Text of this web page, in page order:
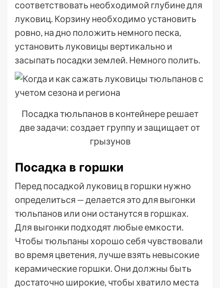
соответствовать необходимой глубине для
луковиц. Корзину необходимо установить
ровно, на дно положить немного песка,
установить луковицы вертикально и
засыпать посадки землей. Немного полить.
Посадка тюльпанов в контейнере решает
две задачи: создает группу и защищает от
грызунов
Посадка в горшки
Перед посадкой луковиц в горшки нужно
определиться — делается это для выгонки
тюльпанов или они останутся в горшках.
Для выгонки подходят любые емкости.
Чтобы тюльпаны хорошо себя чувствовали
во время цветения, лучше взять невысокие
керамические горшки. Они должны быть
достаточно широкие, чтобы хватило места